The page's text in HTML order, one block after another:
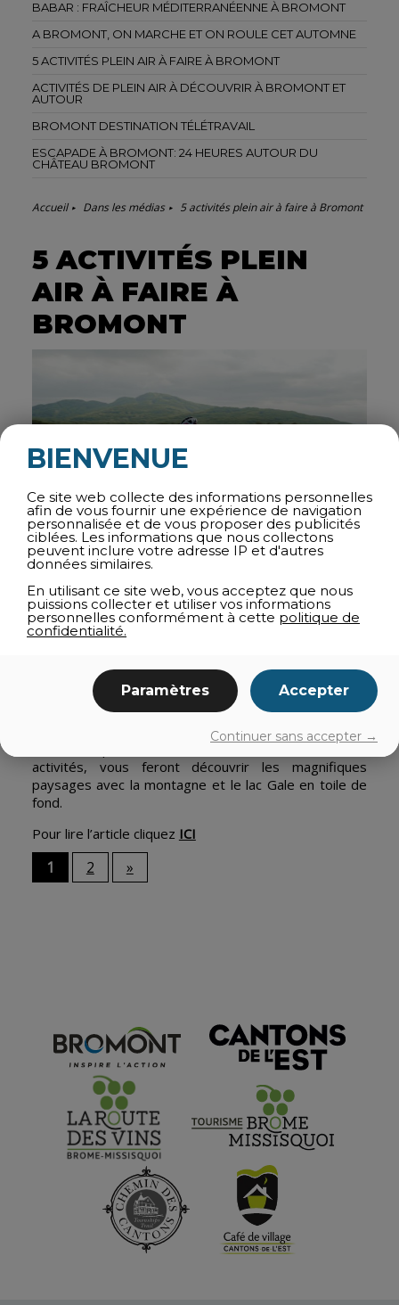
BABAR : FRAÎCHEUR MÉDITERRANÉENNE À BROMONT
A BROMONT, ON MARCHE ET ON ROULE CET AUTOMNE
5 ACTIVITÉS PLEIN AIR À FAIRE À BROMONT
ACTIVITÉS DE PLEIN AIR À DÉCOUVRIR À BROMONT ET
AUTOUR
BROMONT DESTINATION TÉLÉTRAVAIL
ESCAPADE À BROMONT: 24 HEURES AUTOUR DU
CHÂTEAU BROMONT
Accueil Dans les médias 5 activités plein air à faire à Bromont
5 ACTIVITÉS PLEIN
AIR À FAIRE À
BROMONT
Le magazine Espaces propose de découvrir 5
incontournables plein de Bromont pour passer un
Vélo de montagne à Bromont, montagne
d’expériences ou dans le parc des Sommets, vélo de
gravelle sur les routes de la région, hébertisme à
Divertigo, escalade à Backbone et SUP Yoga au
BALNEA Spa+ Réserve thermale ! Toutes ces
activités, vous feront découvrir les magnifiques
paysages avec la montagne et le lac Gale en toile de
fond.
Pour lire l’article cliquez ICI
1 2 »
BIENVENUE
Ce site web collecte des informations personnelles
afin de vous fournir une expérience de navigation
personnalisée et de vous proposer des publicités
ciblées. Les informations que nous collectons
peuvent inclure votre adresse IP et d'autres
données similaires.
En utilisant ce site web, vous acceptez que nous
puissions collecter et utiliser vos informations
personnelles conformément à cette politique de
confidentialité.
Paramètres Accepter
Continuer sans accepter →